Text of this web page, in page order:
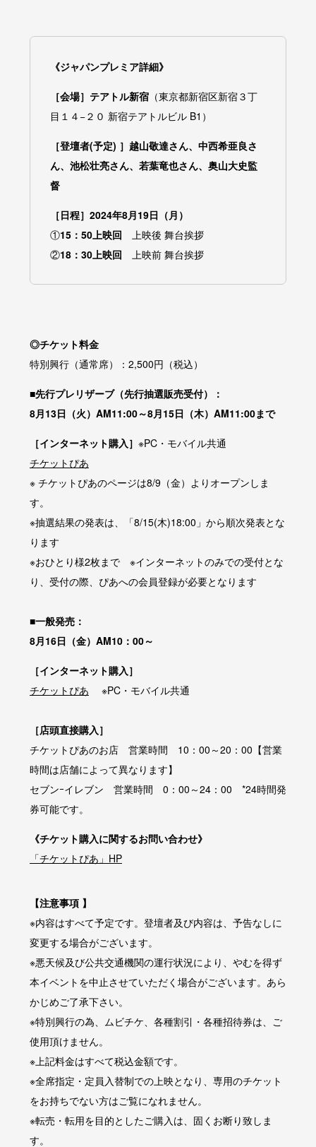
《ジャパンプレミア詳細》
［会場］テアトル新宿 （東京都新宿区新宿３丁
目１４−２０ 新宿テアトルビル B1）
［登壇者(予定) ］越山敬達さん、中西希亜良さ
ん、池松壮亮さん、若葉竜也さん、奥山大史監
督
［日程］2024年8月19日（月）
①15：50上映回 上映後 舞台挨拶
②18：30上映回 上映前 舞台挨拶
◎チケット料金
特別興行（通常席）：2,500円（税込）
■先行プレリザーブ（先行抽選販売受付）：
8月13日（火）AM11:00～8月15日（木）AM11:00まで
［インターネット購入］ ※PC・モバイル共通
チケットぴあ
※ チケットぴあのページは8/9（金）よりオープンしま
す。
※抽選結果の発表は、「8/15(木)18:00」から順次発表とな
ります
※おひとり様2枚まで ※インターネットのみでの受付とな
り、受付の際、ぴあへの会員登録が必要となります
■一般発売：
8月16日（金）AM10：00～
［インターネット購入］
チケットぴあ ※PC・モバイル共通
［店頭直接購入］
チケットぴあのお店 営業時間 10：00～20：00【営業
時間は店舗によって異なります】
セブンｰイレブン 営業時間 0：00～24：00 *24時間発
券可能です。
《チケット購入に関するお問い合わせ》
「チケットぴあ」HP
【注意事項 】
※内容はすべて予定です。登壇者及び内容は、予告なしに
変更する場合がございます。
※悪天候及び公共交通機関の運行状況により、やむを得ず
本イベントを中止させていただく場合がございます。あら
かじめご了承下さい。
※特別興行の為、ムビチケ、各種割引・各種招待券は、ご
使用頂けません。
※上記料金はすべて税込金額です。
※全席指定・定員入替制での上映となり、専用のチケット
をお持ちでない方はご覧になれません。
※転売・転用を目的としたご購入は、固くお断り致しま
す。